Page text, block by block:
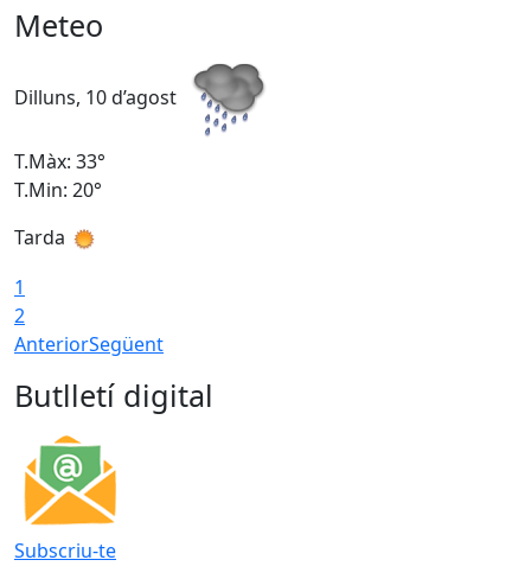
Meteo
Dilluns, 10 d’agost
T.Màx: 33°
T.Min: 20°
Tarda
1
2
AnteriorSegüent
Butlletí digital
Subscriu-te